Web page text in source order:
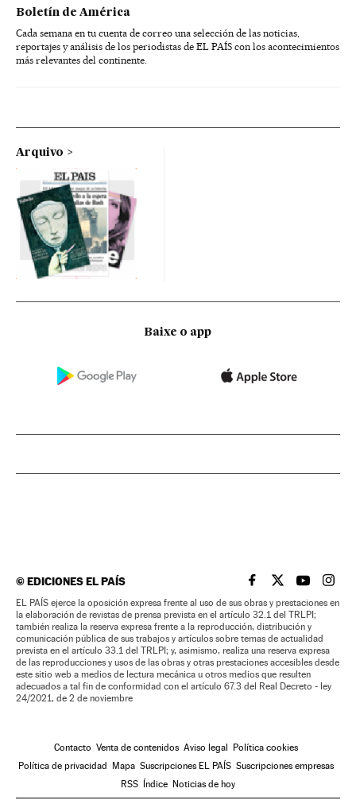
Boletín de América
Cada semana en tu cuenta de correo una selección de las noticias,
reportajes y análisis de los periodistas de EL PAÍS con los acontecimientos
más relevantes del continente.
Arquivo
Baixe o app
©EDICIONES EL PAÍS EL PAÍS BRASIL EN
EL PAÍSEL PAÍS
EL
EL PAÍS ejerce la oposición expresa frente al uso de sus obras y prestaciones en
la elaboración de revistas de prensa prevista en el artículo 32.1 del TRLPI;
también realiza la reserva expresa frente a la reproducción, distribución y
comunicación pública de sus trabajos y artículos sobre temas de actualidad
prevista en el artículo 33.1 del TRLPI; y, asimismo, realiza una reserva expresa
de las reproducciones y usos de las obras y otras prestaciones accesibles desde
este sitio web a medios de lectura mecánica u otros medios que resulten
adecuados a tal fin de conformidad con el artículo 67.3 del Real Decreto - ley
24/2021, de 2 de noviembre
Contacto Venta de contenidos Aviso legal
Política cookies
Política de privacidad
Mapa Suscripciones EL PAÍS Suscripciones empresas
RSS
Índice Noticias de hoy